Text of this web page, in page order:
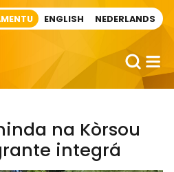
ENGLISH NEDERLANDS
na Kòrsou
integrá